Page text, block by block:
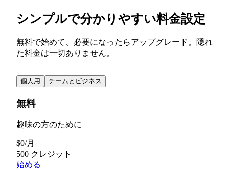
シンプルで分かりやすい料金設定
無料で始めて、必要になったらアップグレード。隠れ
た料金は一切ありません。
個人用 チームとビジネス
無料
趣味の方のために
$0/月
500 クレジット
始める